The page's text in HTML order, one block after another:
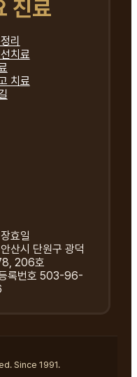
진료
리
치료
치료
효일
산시 단원구 광덕
206호
록번호 503-96-
Since 1991.